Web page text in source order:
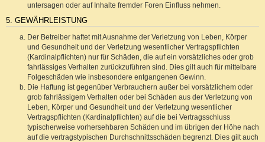
untersagen oder auf Inhalte fremder Foren Einfluss nehmen.
5. GEWÄHRLEISTUNG
Der Betreiber haftet mit Ausnahme der Verletzung von Leben, Körper
und Gesundheit und der Verletzung wesentlicher Vertragspflichten
(Kardinalpflichten) nur für Schäden, die auf ein vorsätzliches oder grob
fahrlässiges Verhalten zurückzuführen sind. Dies gilt auch für mittelbare
Folgeschäden wie insbesondere entgangenen Gewinn.
Die Haftung ist gegenüber Verbrauchern außer bei vorsätzlichem oder
grob fahrlässigem Verhalten oder bei Schäden aus der Verletzung von
Leben, Körper und Gesundheit und der Verletzung wesentlicher
Vertragspflichten (Kardinalpflichten) auf die bei Vertragsschluss
typischerweise vorhersehbaren Schäden und im übrigen der Höhe nach
auf die vertragstypischen Durchschnittsschäden begrenzt. Dies gilt auch